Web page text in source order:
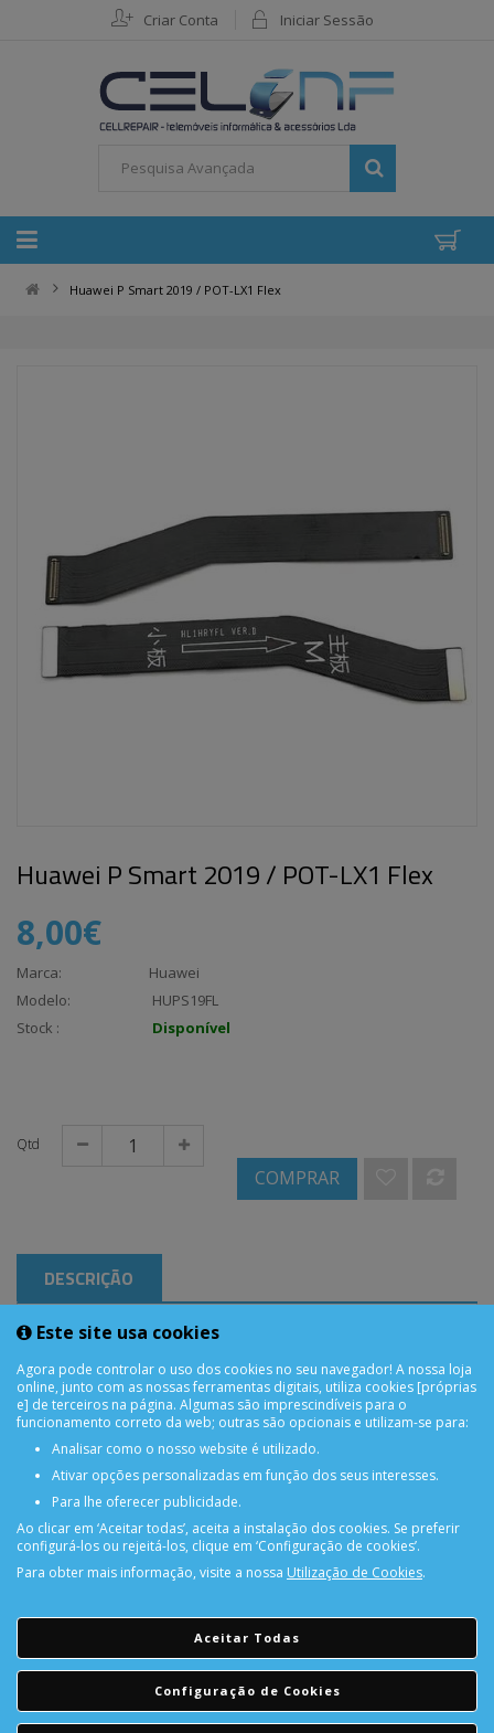
Criar Conta Iniciar Sessão
Huawei P Smart 2019 / POT-LX1 Flex
Huawei P Smart 2019 / POT-LX1 Flex
8,00€
Marca:
Huawei
Modelo:
HUPS19FL
Stock :
Disponível
Qtd
COMPRAR
DESCRIÇÃO
Huawei P Smart 2019 / POT-LX1 Flex
Encomendas acima de 150€
Consulte aqui a sua reparação
Este site usa cookies
Agora pode controlar o uso dos cookies no seu navegador! A nossa loja
online, junto com as nossas ferramentas digitais, utiliza cookies [próprias
e] de terceiros na página. Algumas são imprescindíveis para o
funcionamento correto da web; outras são opcionais e utilizam-se para:
Analisar como o nosso website é utilizado.
Ativar opções personalizadas em função dos seus interesses.
Para lhe oferecer publicidade.
Ao clicar em ‘Aceitar todas’, aceita a instalação dos cookies. Se preferir
configurá-los ou rejeitá-los, clique em ‘Configuração de cookies’.
Para obter mais informação, visite a nossa Utilização de Cookies.
Aceitar Todas
Configuração de Cookies